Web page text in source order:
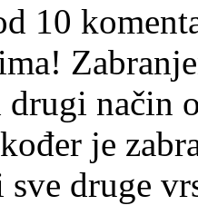
10
način
je
druge